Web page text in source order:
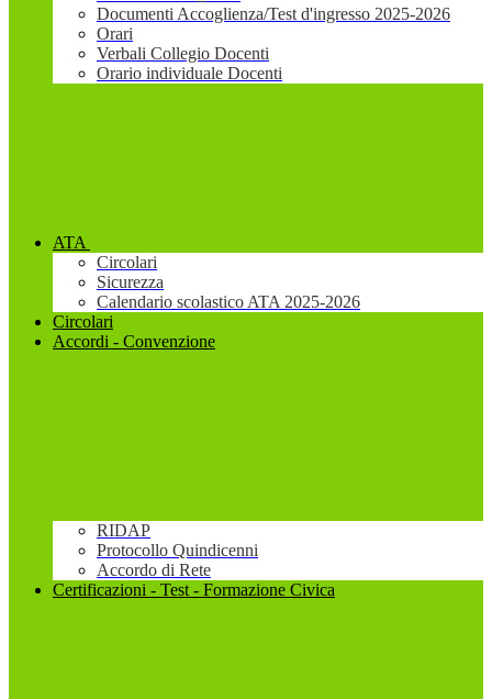
Documenti Accoglienza/Test d'ingresso 2025-2026
Orari
Verbali Collegio Docenti
Orario individuale Docenti
ATA
Circolari
Sicurezza
Calendario scolastico ATA 2025-2026
Circolari
Accordi - Convenzione
RIDAP
Protocollo Quindicenni
Accordo di Rete
Certificazioni - Test - Formazione Civica